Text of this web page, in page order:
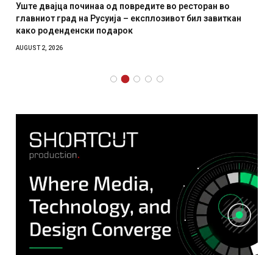
Уште двајца починаа од повредите во ресторан во
главниот град на Русуија – експлозивот бил завиткан
како роденденски подарок
AUGUST 2, 2026